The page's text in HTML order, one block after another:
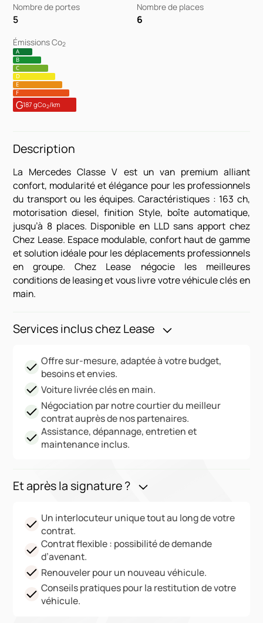
Nombre de portes
5
Nombre de places
6
Émissions Co2
A
B
C
D
E
F
G187 gCo2/km
Description
La Mercedes Classe V est un van premium alliant
confort, modularité et élégance pour les professionnels
du transport ou les équipes. Caractéristiques : 163 ch,
motorisation diesel, finition Style, boîte automatique,
jusqu’à 8 places. Disponible en LLD sans apport chez
Chez Lease. Espace modulable, confort haut de gamme
et solution idéale pour les déplacements professionnels
en groupe. Chez Lease négocie les meilleures
conditions de leasing et vous livre votre véhicule clés en
main.
Services inclus chez Lease
Offre sur-mesure, adaptée à votre budget,
besoins et envies.
Voiture livrée clés en main.
Négociation par notre courtier du meilleur
contrat auprès de nos partenaires.
Assistance, dépannage, entretien et
maintenance inclus.
Et après la signature ?
Un interlocuteur unique tout au long de votre
contrat.
Contrat flexible : possibilité de demande
d’avenant.
Renouveler pour un nouveau véhicule.
Conseils pratiques pour la restitution de votre
véhicule.